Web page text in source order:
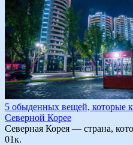
5 обыденных вещей, которые
Северной Корее
Северная Корея — страна,
01к.